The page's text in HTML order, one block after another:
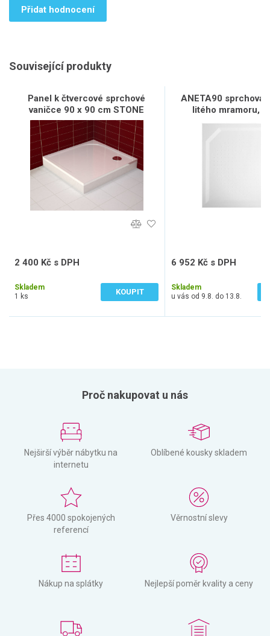
Přidat hodnocení
Související produkty
Panel k čtvercové sprchové
vaničce 90 x 90 cm STONE
2 400 Kč s DPH
Skladem
1 ks
KOUPIT
ANETA90 sprchová
litého mramoru,
90x90cm,
6 952 Kč s DPH
Skladem
u vás od 9.8. do 13.8.
Proč nakupovat u nás
Nejširší výběr nábytku na
internetu
Oblíbené kousky skladem
Přes 4000 spokojených
referencí
Věrnostní slevy
Nákup na splátky Nejlepší poměr kvality a ceny